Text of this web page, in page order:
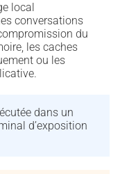
local
conversations
du
les caches
ou les
dans un
d’exposition